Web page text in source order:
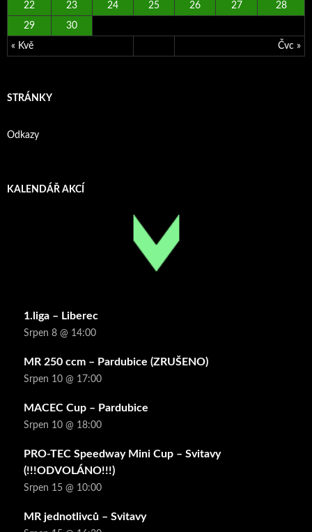
« Kvě Čvc »
22 23 24 25 26 27 28
29 30
STRÁNKY
Odkazy
KALENDÁŘ AKCÍ
1.liga – Liberec
Srpen 8 @ 14:00
MR 250 ccm – Pardubice (ZRUŠENO)
Srpen 10 @ 17:00
MACEC Cup – Pardubice
Srpen 10 @ 18:00
PRO-TEC Speedway Mini Cup – Svitavy
(!!!ODVOLÁNO!!!)
Srpen 15 @ 10:00
MR jednotlivců – Svitavy